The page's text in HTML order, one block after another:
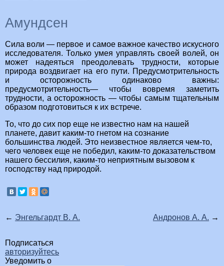
Амундсен
Сила воли — первое и самое важное качество искусного
исследователя. Только умея управлять своей волей, он
может надеяться преодолевать трудности, которые
природа воздвигает на его пути. Предусмотрительность
и осторожность одинаково важны:
предусмотрительность— чтобы вовремя заметить
трудности, а осторожность — чтобы самым тщательным
образом подготовиться к их встрече.
То, что до сих пор еще не известно нам на нашей
планете, давит каким-то гнетом на сознание
большинства людей. Это неизвестное является чем-то,
чего человек еще не победил, каким-то доказательством
нашего бессилия, каким-то неприятным вызовом к
господству над природой.
← Энгельгардт В. А. Андронов А. А. →
Подписаться
авторизуйтесь
Уведомить о